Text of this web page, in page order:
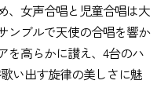
、女声合唱と児童合唱は大
ンブルで天使の合唱を響か
を高らかに讃え、4台のハ
い出す旋律の美しさに魅